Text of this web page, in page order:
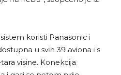
koristi Panasonic i
u svih 39 aviona i s
visine. Konekcija